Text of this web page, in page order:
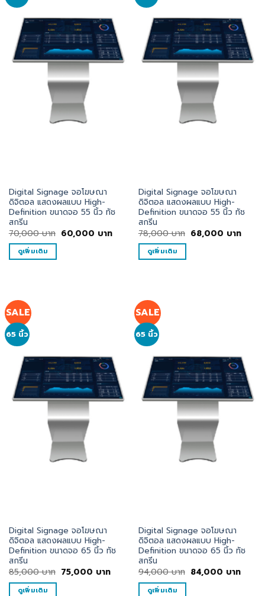
Digital Signage จอโฆษณา
ดิจิตอล แสดงผลแบบ High-
Definition ขนาดจอ 55 นิ้ว ทัช
สกรีน
70,000บาท Original
price
60,000 บาทCurrent
price
60,000
ดูเพิ่มเติม
Digital Signage จอโฆษณา
ดิจิตอล แสดงผลแบบ High-
Definition ขนาดจอ 55 นิ้ว ทัช
สกรีน
78,000บาท Original
price
68,000 บาท
price
ดูเพิ่มเติม
SALE
65 นิ้ว
Digital Signage จอโฆษณา
ดิจิตอล แสดงผลแบบ High-
Definition ขนาดจอ 65 นิ้ว ทัช
สกรีน
85,000บาท Original
price
75,000 บาทCurrent
price
ดูเพิ่มเติม
SALE
65 นิ้ว
Digital Signage จอโฆษณา
ดิจิตอล แสดงผลแบบ High-
Definition ขนาดจอ 65 นิ้ว ทัช
สกรีน
94,000บาท Original
price
84,000 บาท
price
ดูเพิ่มเติม